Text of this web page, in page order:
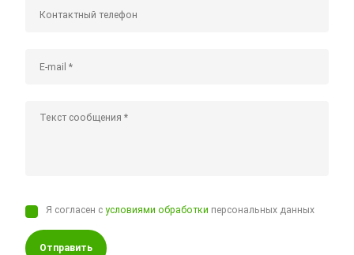
Я согласен сусловиями обработки персональных данных
Отправить